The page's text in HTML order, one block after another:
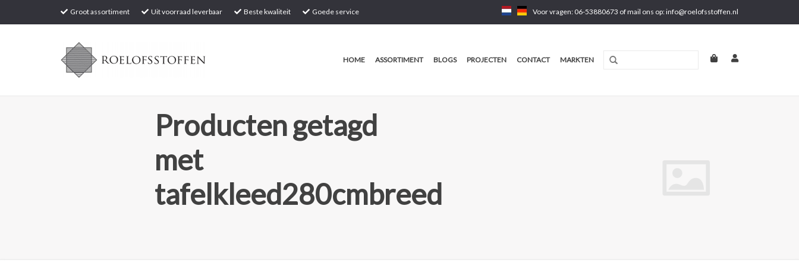
Groot assortiment Uit voorraad leverbaar Beste kwaliteit Goede service Voor vragen: 06-53880673 of mail ons op:info@roelofsstoffen.nl
HOME ASSORTIMENT BLOGS PROJECTEN CONTACT MARKTEN
Producten getagd
met
tafelkleed280cmbreed